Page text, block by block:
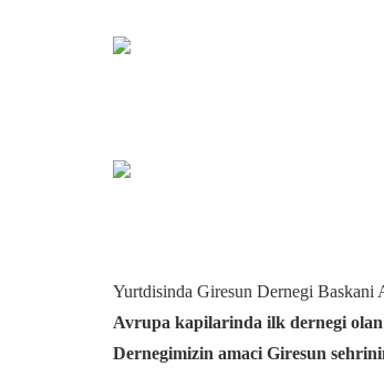
Yurtdisinda Giresun Dernegi Baskani
Avrupa kapilarinda ilk dernegi
Dernegimizin amaci Giresun